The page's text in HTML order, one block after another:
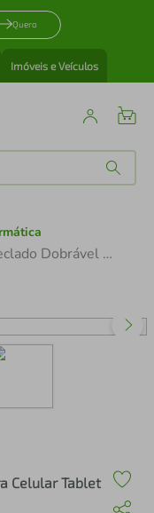
Quero
Imóveis e Veículos
Mini Teclado Dobrável de Bolso Para Celular Tablet e Notebook com Ç
Celular Tablet